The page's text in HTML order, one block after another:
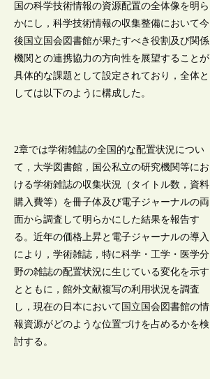
国の科学技術情報の資源配置の全体像を明ら
かにし，科学技術情報の収集整備において今
後国立国会図書館が果たすべき役割及び関係
機関との連携協力の方向性を展望することが
具体的な課題として設定されており，全体と
しては以下のように構成した。
2章では学術雑誌の全国的な配置状況につい
て，大学図書館，国公私立の研究機関等にお
ける学術雑誌の収集状況（タイトル数，資料
購入費等）を冊子体及び電子ジャーナルの両
面から調査して明らかにした結果を報告す
る。近年の価格上昇と電子ジャーナルの導入
により，学術雑誌，特に科学・工学・医学分
野の雑誌の配置状況に生じている変化を示す
とともに，館外文献複写の利用状況を調査
し，現在の日本において国立国会図書館の情
報資源がどのような位置づけを占めるかを検
討する。